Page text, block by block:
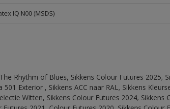
IQ N00 (MSDS)
Rhythm of Blues, Sikkens Colour Futures 2025,
501 Exterior , Sikkens ACC naar RAL, Sikkens
Witten, Sikkens Colour Futures 2024, Sikkens